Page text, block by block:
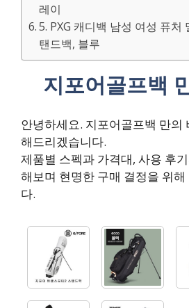
레이
5. PXG 캐디백 남성 여성 퓨처
탠드백, 블루
지포어골프백
안녕하세요. 지포어골프백 만의
해드리겠습니다.
제품별 스펙과 가격대, 사용 후
해보며 현명한 구매 결정을 위
다.